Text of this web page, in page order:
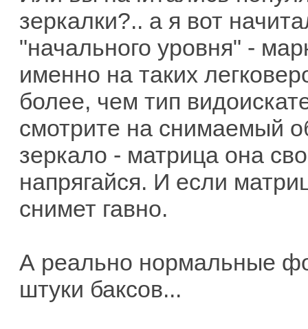
зеркалки?.. а я вот
"начального уровня" -
именно на таких
более, чем тип
смотрите на снимаемый
зеркало - матрица она
напрягайся. И если
снимет гавно.
А реально нормальные
штуки баксов...